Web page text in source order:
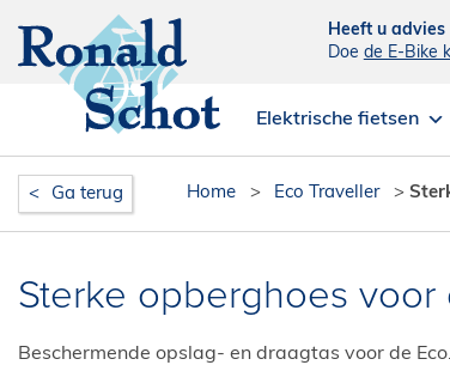
Heeft u advies
Doe de E-Bike
Elektrische fietsen
Ga terug Home > Eco Traveller >
Sterke opberghoes voor
Beschermende opslag- en draagtas voor de